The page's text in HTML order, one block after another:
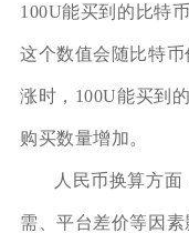
100U能买到的比特
这个数值会随比特
涨时，100U能买到
购买数量增加。
人民币换算方
需、平台差价等因